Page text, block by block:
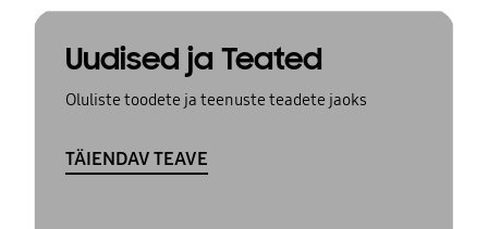
Uudised ja Teated
Oluliste toodete ja teenuste teadete jaoks
TÄIENDAV TEAVE